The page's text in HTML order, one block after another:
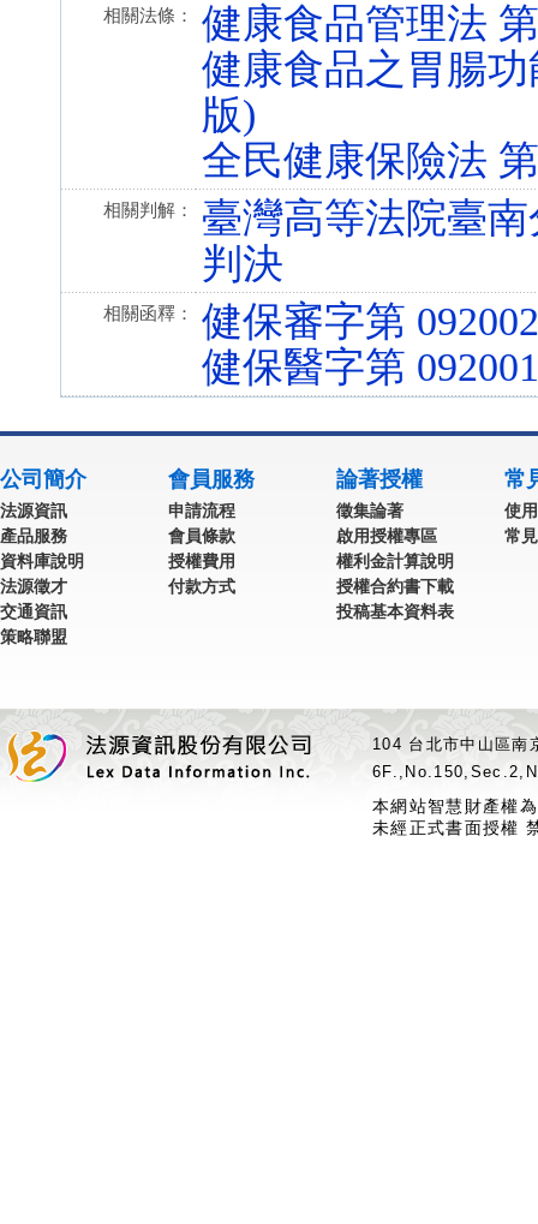
相關法條：
健康食品管理法
健康食品之胃腸功
版)
全民健康保險法
相關判解：
臺灣高等法院臺
判決
相關函釋：
健保審字第
健保醫字第
公司簡介
法源資訊
產品服務
資料庫說明
法源徵才
交通資訊
策略聯盟
會員服務
申請流程
會員條款
授權費用
付款方式
論著授權
徵集論著
啟用授權專區
權利金計算說明
授權合約書下載
投稿基本資料表
常
使
常
104 台北市中山區
本網站智慧財產權
未經正式書面授權